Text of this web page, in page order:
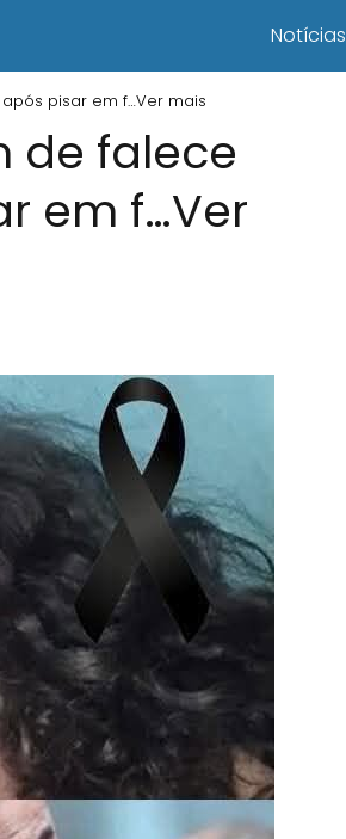
Notícias
pisar em f…Ver mais
de falece
em f…Ver